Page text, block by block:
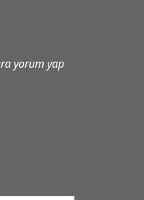
yorum yap